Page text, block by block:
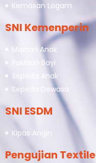
Kemasan Logam
SNI Kemenperin
Mainan Anak
Pakaian Bayi
Sepeda Anak
Sepeda Dewasa
SNI ESDM
Kipas Angin
Pengujian Textile